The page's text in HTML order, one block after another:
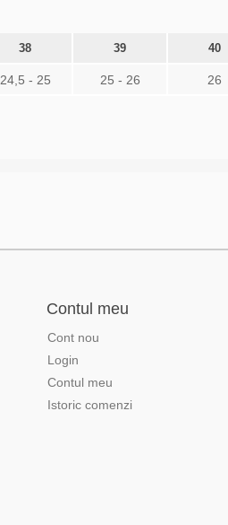
38 39 40
24,5 - 25 25 - 26 26
Contul meu
Cont nou
Login
Contul meu
Istoric comenzi